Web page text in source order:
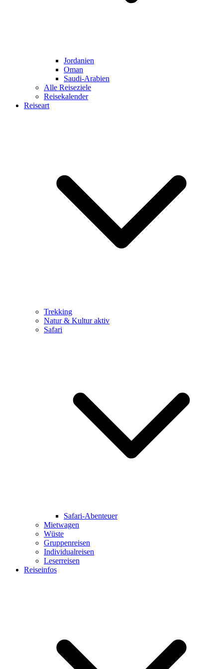
Jordanien
Oman
Saudi-Arabien
Alle Reiseziele
Reisekalender
Reiseart
Trekking
Natur & Kultur aktiv
Safari
Safari-Abenteuer
Mietwagen
Wüste
Gruppenreisen
Individualreisen
Leserreisen
Reiseinfos